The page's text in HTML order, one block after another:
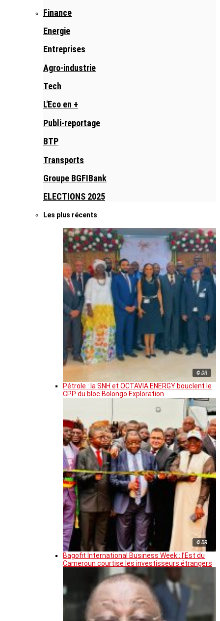
Finance
Energie
Entreprises
Agro-industrie
Tech
L'Eco en +
Publi-reportage
BTP
Transports
Groupe BGFIBank
ELECTIONS 2025
Les plus récents
© DR
Pétrole : la SNH et OCTAVIA ENERGY bouclent le
CPP du bloc Bolongo Exploration
© DR
Bagofit International Business Week : l’Est du
Cameroun courtise les investisseurs étrangers